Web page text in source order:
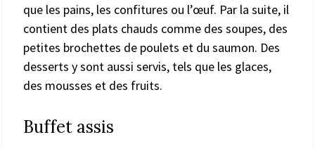
que les pains, les confitures ou l’œuf. Par la suite, il
contient des plats chauds comme des soupes, des
petites brochettes de poulets et du saumon. Des
desserts y sont aussi servis, tels que les glaces,
des mousses et des fruits.
Buffet assis